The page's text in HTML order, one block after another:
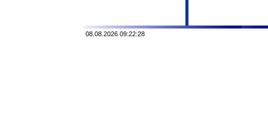
08.08.2026 09:22:28